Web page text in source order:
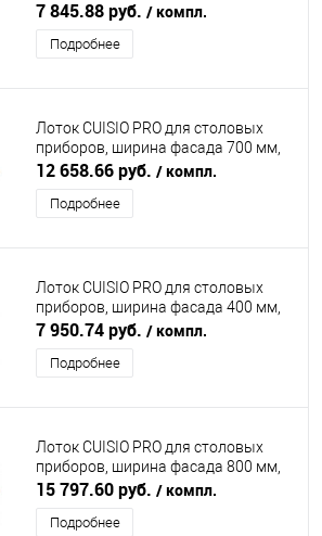
310-335х473х55 мм, белый
NINKAPLAST (НИНКАПЛАСТ)
7 845.88 руб. / компл.
Подробнее
Лоток CUISIO PRO для столовых
приборов, ширина фасада 700 мм,
610-635х473х55 мм, белый/золото
NINKAPLAST (НИНКАПЛАСТ)
12 658.66 руб. / компл.
Подробнее
Лоток CUISIO PRO для столовых
приборов, ширина фасада 400 мм,
310-335х473х55 мм, черный
NINKAPLAST (НИНКАПЛАСТ)
7 950.74 руб. / компл.
Подробнее
Лоток CUISIO PRO для столовых
приборов, ширина фасада 800 мм,
710-735х473х55 мм, белый/золото
NINKAPLAST (НИНКАПЛАСТ)
15 797.60 руб. / компл.
Подробнее